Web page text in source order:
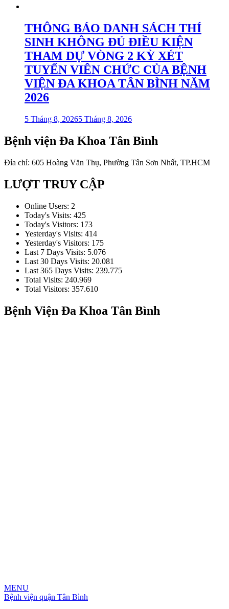
THÔNG BÁO DANH SÁCH THÍ
SINH KHÔNG ĐỦ ĐIỀU KIỆN
THAM DỰ VÒNG 2 KỲ XÉT
TUYỂN VIÊN CHỨC CỦA BỆNH
VIỆN ĐA KHOA TÂN BÌNH NĂM
2026
5 Tháng 8, 20265 Tháng 8, 2026
Bệnh viện Đa Khoa Tân Bình
Đỉa chỉ: 605 Hoàng Văn Thụ, Phường Tân Sơn Nhất, TP.HCM
LƯỢT TRUY CẬP
Online Users: 2
Today's Visits: 425
Today's Visitors: 173
Yesterday's Visits: 414
Yesterday's Visitors: 175
Last 7 Days Visits: 5.076
Last 30 Days Visits: 20.081
Last 365 Days Visits: 239.775
Total Visits: 240.969
Total Visitors: 357.610
Bệnh Viện Đa Khoa Tân Bình
MENU
Bệnh viện quận Tân Bình